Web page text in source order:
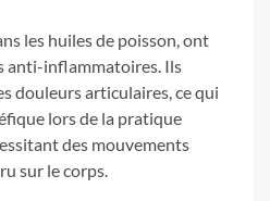
les huiles de poisson, ont
anti-inflammatoires. Ils
douleurs articulaires, ce qui
lors de la pratique
des mouvements
sur le corps.